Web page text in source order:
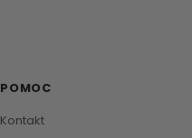
POMOC
Kontakt